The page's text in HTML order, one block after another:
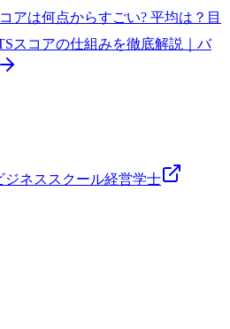
アは何点からすごい? 平均は？目
スコアの仕組みを徹底解説｜バ
ジネススクール経営学士